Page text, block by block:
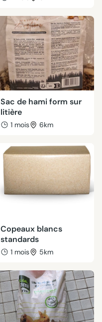
Sac de hami form sur
litière
1 mois 6km
Copeaux blancs
standards
1 mois 5km